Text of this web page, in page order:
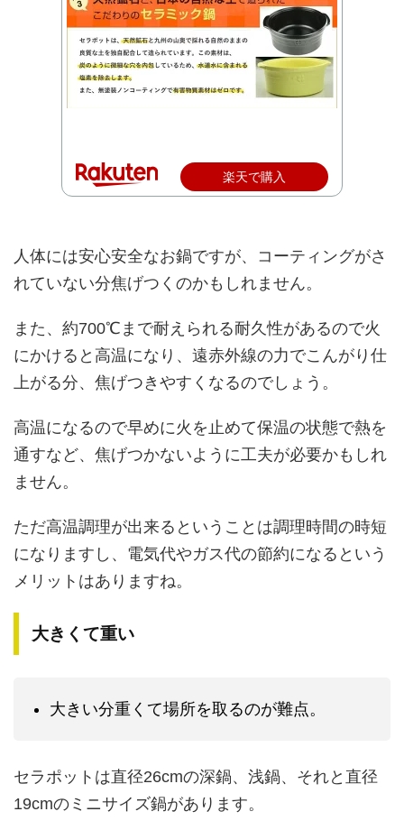
楽天で購入
人体には安心安全なお鍋ですが、コーティングがさ
れていない分焦げつくのかもしれません。
また、約700℃まで耐えられる耐久性があるので火
にかけると高温になり、遠赤外線の力でこんがり仕
上がる分、焦げつきやすくなるのでしょう。
高温になるので早めに火を止めて保温の状態で熱を
通すなど、焦げつかないように工夫が必要かもしれ
ません。
ただ高温調理が出来るということは調理時間の時短
になりますし、電気代やガス代の節約になるという
メリットはありますね。
大きくて重い
大きい分重くて場所を取るのが難点。
セラポットは直径26cmの深鍋、浅鍋、それと直径
19cmのミニサイズ鍋があります。